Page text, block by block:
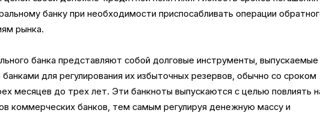
банку при необходимости приспосабливать операции
рынка.
банка представляют собой долговые инструменты, выпускаемые
для регулирования их избыточных резервов, обычно со сроком
месяцев до трех лет. Эти банкноты выпускаются с целью повлиять
коммерческих банков, тем самым регулируя денежную массу и